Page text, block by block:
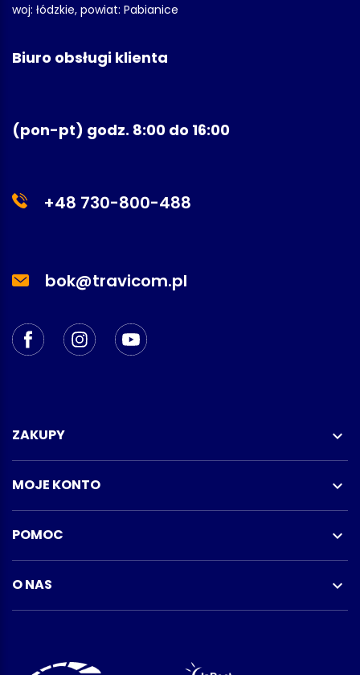
woj: łódzkie, powiat: Pabianice
Biuro obsługi klienta
(pon-pt) godz. 8:00 do 16:00
+48 730-800-488
bok@travicom.pl
ZAKUPY 
MOJE KONTO 
POMOC 
O NAS 